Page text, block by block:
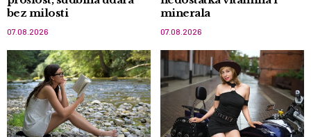
bez milosti
07.08.2026
minerala
07.08.2026